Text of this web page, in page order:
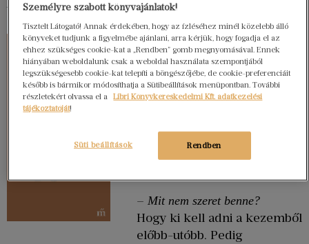
tehetséges.
– Mit szeret a legjobban az
írásban?
Hogy lehet bujkálni a
természetes és a
természetellenes között.
valamit, mert úgy nem
beszél senki. Néha meg
– Mit nem szeret benne?
Hogy ki kell adni a kezemből
előbb-utóbb. Pedig
Személyre szabott könyvajánlatok!
Tisztelt Látogató! Annak érdekében, hogy az ízléséhez minél közelebb álló
könyveket tudjunk a figyelmébe ajánlani, arra kérjük, hogy fogadja el az
ehhez szükséges cookie-kat a „Rendben” gomb megnyomásával. Ennek
hiányában weboldalunk csak a weboldal használata szempontjából
legszükségesebb cookie-kat telepíti a böngészőjébe, de cookie-preferenciáit
később is bármikor módosíthatja a Sütibeállítások menüpontban. További
részletekért olvassa el a
Libri Könyvkereskedelmi Kft. adatkezelési
tájékoztatóját!
Rendben
Süti beállítások